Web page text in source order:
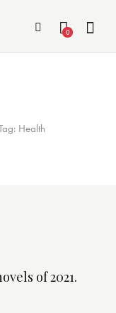
0
Health
of 2021.